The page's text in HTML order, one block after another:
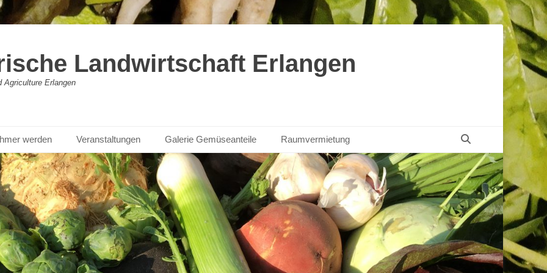
Landwirtschaft Erlangen
Agriculture Erlangen
werden Veranstaltungen Galerie Gemüseanteile Raumvermietung
Suchen